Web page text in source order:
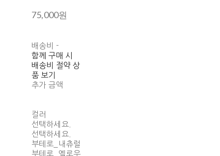
75,000원
배송비 -
함께 구매 시
배송비 절약 상
품 보기
추가 금액
컬러
선택하세요.
선택하세요.
부테로_내츄럴
부테로_옐로우